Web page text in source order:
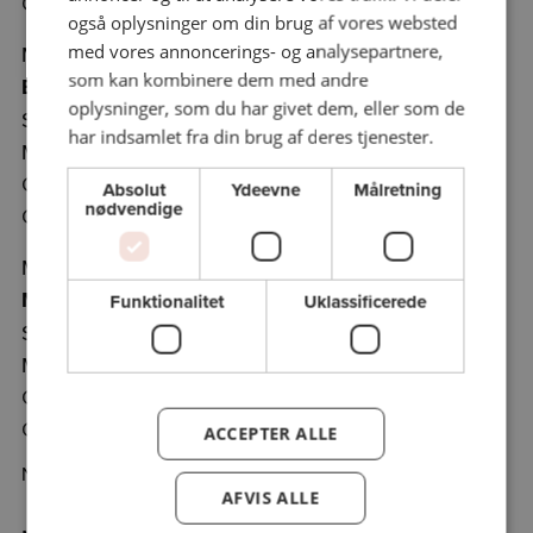
Mandag 23/3/26 kl. 10.00 - kl. 12.00
Borgerkrigens Kina, 1912-1949
Søren Hein Rasmussen, ph.d. i historie og forfatter,
MegaNørd
Odense Adelige Jomfrukloster, Albani Torv 6, 5000,
Odense C
Mandag 13/4/26 kl. 10.00 - kl. 12.00
Maos Kina, 1949-1976
Søren Hein Rasmussen, ph.d. i historie og forfatter,
MegaNørd
Odense Adelige Jomfrukloster, Albani Torv 6, 5000,
Odense C
NYT TIDSPUNKT DENNE GANG: 9.45-11.45
også oplysninger om din brug af vores websted
med vores annoncerings- og analysepartnere,
som kan kombinere dem med andre
oplysninger, som du har givet dem, eller som de
har indsamlet fra din brug af deres tjenester.
Absolut
nødvendige
Ydeevne Målretning
Funktionalitet Uklassificerede
ACCEPTER ALLE
AFVIS ALLE